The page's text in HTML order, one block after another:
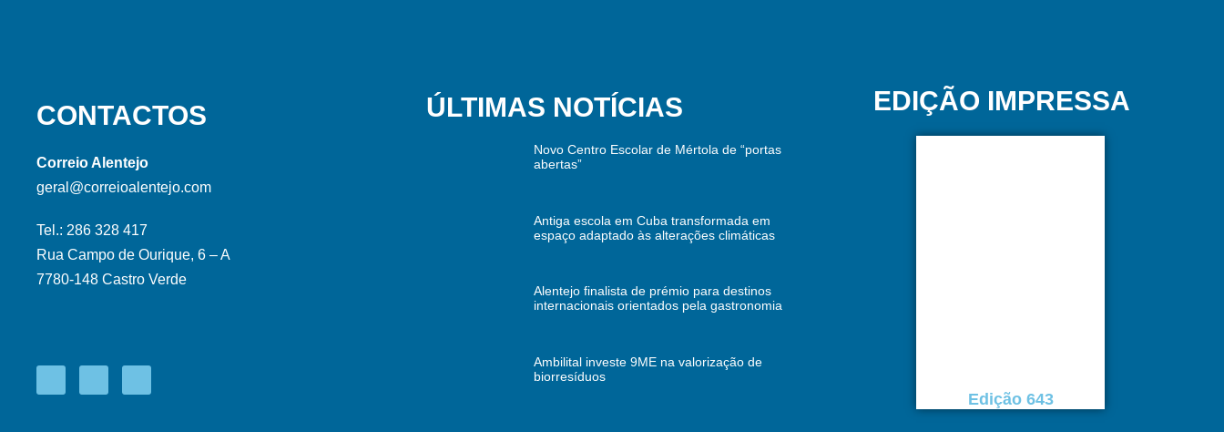
CONTACTOS
Correio Alentejo
geral@correioalentejo.com
Tel.: 286 328 417
Rua Campo de Ourique, 6 – A
7780-148 Castro Verde
ÚLTIMAS NOTÍCIAS
Novo Centro Escolar de Mértola de “portas
abertas”
Antiga escola em Cuba transformada em
espaço adaptado às alterações climáticas
Alentejo finalista de prémio para destinos
internacionais orientados pela gastronomia
Ambilital investe 9ME na valorização de
biorresíduos
EDIÇÃO IMPRESSA
Edição 643